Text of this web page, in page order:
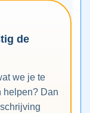
de
we je te
helpen? Dan